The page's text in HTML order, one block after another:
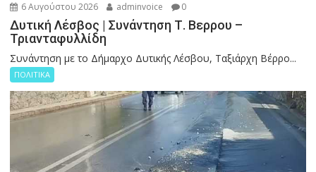
6 Αυγούστου 2026 adminvoice 0
Δυτική Λέσβος | Συνάντηση Τ. Βερρου –
Τριανταφυλλίδη
Συνάντηση με το Δήμαρχο Δυτικής Λέσβου, Ταξιάρχη Βέρρο...
ΠΟΛΙΤΙΚΑ